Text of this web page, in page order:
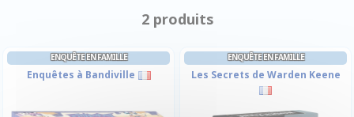
2 produits
ENQUÊTE EN FAMILLE
Enquêtes à Bandiville
ENQUÊTE EN FAMILLE
Les Secrets de Warden Keene